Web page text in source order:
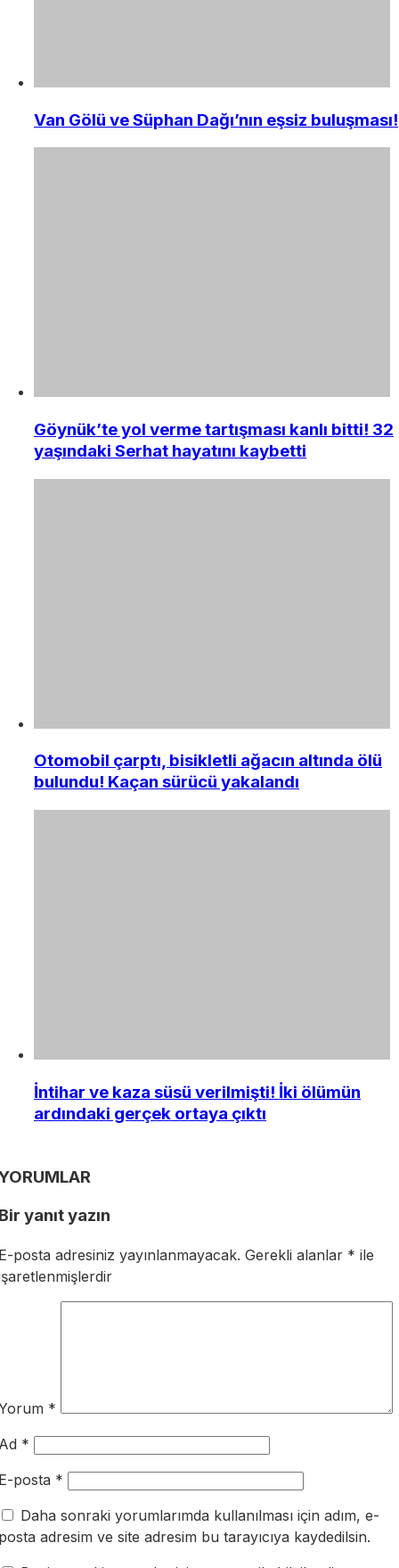
Van Gölü ve Süphan Dağı’nın eşsiz buluşması!
Göynük’te yol verme tartışması kanlı bitti! 32
yaşındaki Serhat hayatını kaybetti
Otomobil çarptı, bisikletli ağacın altında ölü
bulundu! Kaçan sürücü yakalandı
İntihar ve kaza süsü verilmişti! İki ölümün
ardındaki gerçek ortaya çıktı
yanıt yazın
posta adresiniz yayınlanmayacak. Gerekli alanlar * ile
*
*
posta *
Daha sonraki yorumlarımda kullanılması için adım, e-
adresim ve site adresim bu tarayıcıya kaydedilsin.